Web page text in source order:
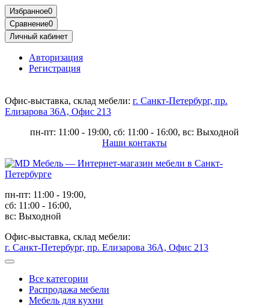
Избранное0
Сравнение0
Личный кабинет
Авторизация
Регистрация
Офис-выставка, склад мебели: г. Санкт-Петербург, пр.
Елизарова 36А, Офис 213
пн-пт: 11:00 - 19:00, сб: 11:00 - 16:00, вс: Выходной
Наши контакты
пн-пт: 11:00 - 19:00,
сб: 11:00 - 16:00,
вс: Выходной
Офис-выставка, склад мебели:
г. Санкт-Петербург, пр. Елизарова 36А, Офис 213
Все категории
Распродажа мебели
Мебель для кухни